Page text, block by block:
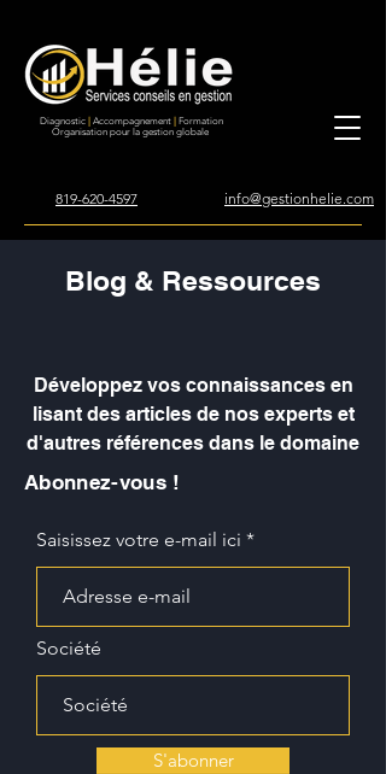
Diagnostic Accompagnement
Formation
Organisation pour la gestion globale
819-620-4597 info@gestionhelie.com
Blog & Ressources
Développez vos connaissances en
lisant des articles de nos experts et
d'autres références dans le domaine
Abonnez-vous !
Saisissez votre e-mail ici
Société
S'abonner